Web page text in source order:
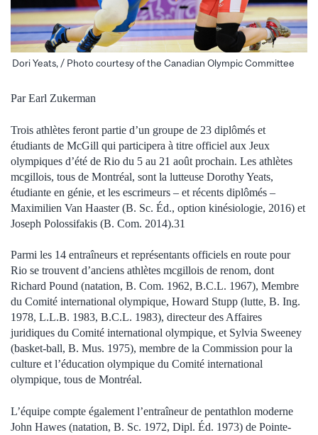
Dori Yeats, / Photo courtesy of the Canadian Olympic Committee
Par Earl Zukerman
Trois athlètes feront partie d’un groupe de 23 diplômés et
étudiants de McGill qui participera à titre officiel aux Jeux
olympiques d’été de Rio du 5 au 21 août prochain. Les athlètes
mcgillois, tous de Montréal, sont la lutteuse Dorothy Yeats,
étudiante en génie, et les escrimeurs – et récents diplômés –
Maximilien Van Haaster (B. Sc. Éd., option kinésiologie, 2016) et
Joseph Polossifakis (B. Com. 2014).31
Parmi les 14 entraîneurs et représentants officiels en route pour
Rio se trouvent d’anciens athlètes mcgillois de renom, dont
Richard Pound (natation, B. Com. 1962, B.C.L. 1967), Membre
du Comité international olympique, Howard Stupp (lutte, B. Ing.
1978, L.L.B. 1983, B.C.L. 1983), directeur des Affaires
juridiques du Comité international olympique, et Sylvia Sweeney
(basket-ball, B. Mus. 1975), membre de la Commission pour la
culture et l’éducation olympique du Comité international
olympique, tous de Montréal.
L’équipe compte également l’entraîneur de pentathlon moderne
John Hawes (natation, B. Sc. 1972, Dipl. Éd. 1973) de Pointe-